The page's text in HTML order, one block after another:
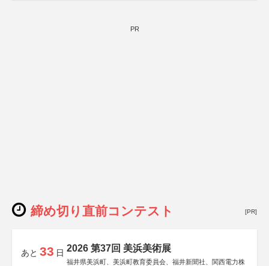
PR
締め切り直前コンテスト [PR]
あと 33 日 2026 第37回 美浜美術展
福井県美浜町、美浜町教育委員会、福井新聞社、関西電力株